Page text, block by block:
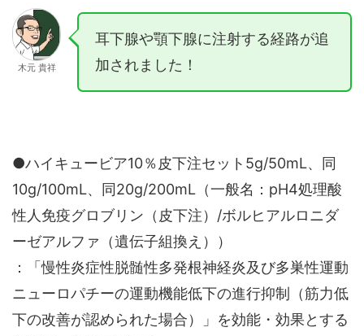
木元 貴祥
耳下腺や顎下腺に注射する経路が追
加されました！
●ハイキュービア10％皮下注セット5g/50mL、同
10g/100mL、同20g/200mL（一般名：pH4処理酸
性人免疫グロブリン（皮下注）/ボルヒアルロニダ
ーゼアルファ（遺伝子組換え））
：「慢性炎症性脱髄性多発根神経炎及び多巣性運動
ニューロパチーの運動機能低下の進行抑制（筋力低
下の改善が認められた場合）」を効能・効果とする